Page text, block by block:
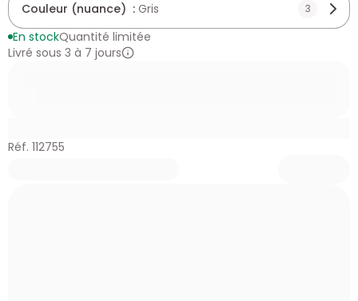
Couleur (nuance) : Gris 3
En stockQuantité limitée
Livré sous 3 à 7 jours
Réf. 112755